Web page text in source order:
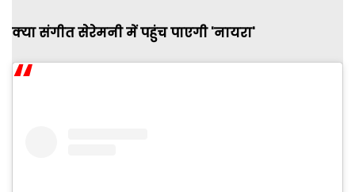
क्या संगीत सेरेमनी में पहुंच पाएगी'नायरा'